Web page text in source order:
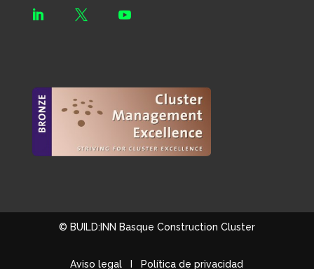
  
© BUILD:INN Basque Construction Cluster
Aviso legal Política de privacidad